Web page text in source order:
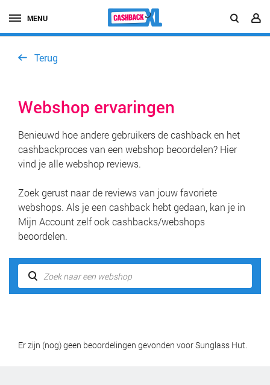
MENU
Terug
Webshop ervaringen
Benieuwd hoe andere gebruikers de cashback en het
cashbackproces van een webshop beoordelen? Hier
vind je alle webshop reviews.
Zoek gerust naar de reviews van jouw favoriete
webshops. Als je een cashback hebt gedaan, kan je in
Mijn Account zelf ook cashbacks/webshops
beoordelen.
Er zijn (nog) geen beoordelingen gevonden voor Sunglass Hut.